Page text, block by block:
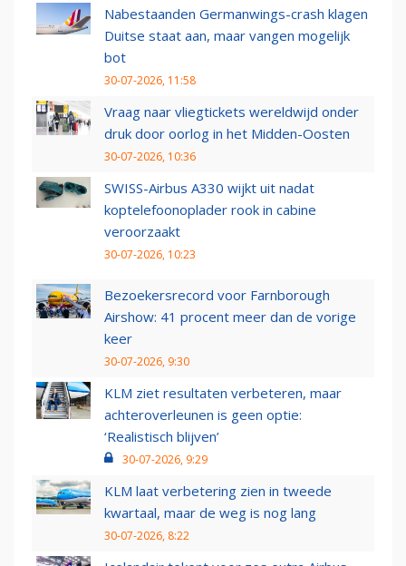
Nabestaanden Germanwings-crash klagen
Duitse staat aan, maar vangen mogelijk
bot
30-07-2026, 11:58
Vraag naar vliegtickets wereldwijd onder
druk door oorlog in het Midden-Oosten
30-07-2026, 10:36
SWISS-Airbus A330 wijkt uit nadat
koptelefoonoplader rook in cabine
veroorzaakt
30-07-2026, 10:23
Bezoekersrecord voor Farnborough
Airshow: 41 procent meer dan de vorige
keer
30-07-2026, 9:30
KLM ziet resultaten verbeteren, maar
achteroverleunen is geen optie:
‘Realistisch blijven’
30-07-2026, 9:29
KLM laat verbetering zien in tweede
kwartaal, maar de weg is nog lang
30-07-2026, 8:22